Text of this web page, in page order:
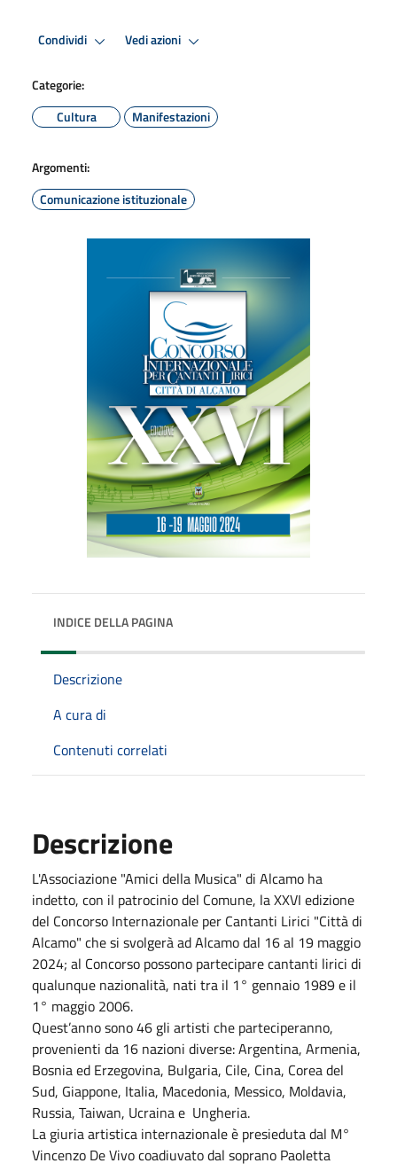
Condividi Vedi azioni
Categorie:
Cultura
Manifestazioni
Argomenti:
Comunicazione istituzionale
INDICE DELLA PAGINA
Descrizione
A cura di
Contenuti correlati
Descrizione
L'Associazione "Amici della Musica" di Alcamo ha
indetto, con il patrocinio del Comune, la XXVI edizione
del Concorso Internazionale per Cantanti Lirici "Città di
Alcamo" che si svolgerà ad Alcamo dal 16 al 19 maggio
2024; al Concorso possono partecipare cantanti lirici di
qualunque nazionalità, nati tra il 1° gennaio 1989 e il
1° maggio 2006.
Quest’anno sono 46 gli artisti che parteciperanno,
provenienti da 16 nazioni diverse: Argentina, Armenia,
Bosnia ed Erzegovina, Bulgaria, Cile, Cina, Corea del
Sud, Giappone, Italia, Macedonia, Messico, Moldavia,
Russia, Taiwan, Ucraina e Ungheria.
La giuria artistica internazionale è presieduta dal M°
Vincenzo De Vivo coadiuvato dal soprano Paoletta